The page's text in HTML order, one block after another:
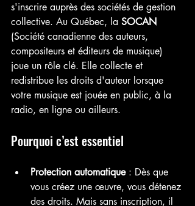
s'inscrire auprès des sociétés de gestion
collective. Au Québec, la SOCAN
(Société canadienne des auteurs,
compositeurs et éditeurs de musique)
joue un rôle clé. Elle collecte et
redistribue les droits d'auteur lorsque
votre musique est jouée en public, à la
radio, en ligne ou ailleurs.
Pourquoi c’est essentiel
Protection automatique : Dès que
vous créez une œuvre, vous détenez
des droits. Mais sans inscription, il